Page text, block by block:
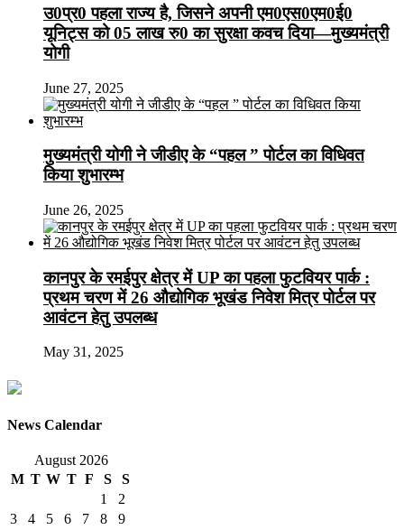
उ0प्र0 पहला राज्य है, जिसने अपनी एम0एस0एम0ई0
यूनिट्स को 05 लाख रु0 का सुरक्षा कवच दिया—मुख्यमंत्री
योगी
June 27, 2025
मुख्यमंत्री योगी ने जीडीए के “पहल ” पोर्टल का विधिवत
किया शुभारम्भ
June 26, 2025
कानपुर के रमईपुर क्षेत्र में UP का पहला फुटवियर पार्क :
प्रथम चरण में 26 औद्योगिक भूखंड निवेश मित्र पोर्टल पर
आवंटन हेतु उपलब्ध
May 31, 2025
News Calendar
August 2026
M T W T F S
S
1
2
3
4 5 6 7 8
9